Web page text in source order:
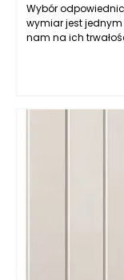
Wybór
wymiar jest
nam na ich
sklejka